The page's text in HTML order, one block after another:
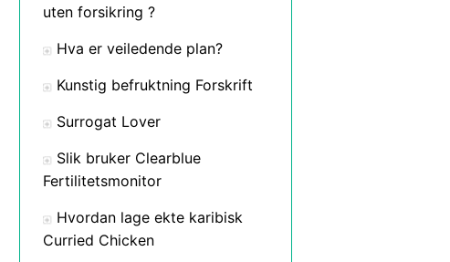
uten forsikring ?
Hva er veiledende plan?
Kunstig befruktning Forskrift
Surrogat Lover
Slik bruker Clearblue
Fertilitetsmonitor
Hvordan lage ekte karibisk
Curried Chicken